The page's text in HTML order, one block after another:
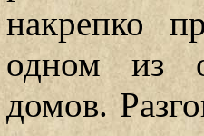
накрепко
одном из
домов.